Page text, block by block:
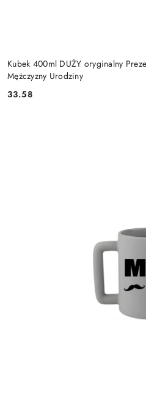
Kubek 400ml DUŻY oryginalny
Mężczyzny Urodziny
Cena:
33.58